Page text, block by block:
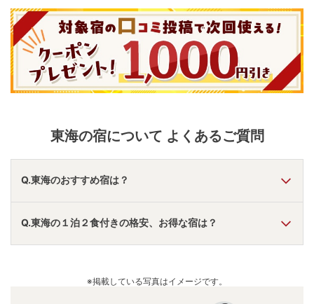
東海の宿について よくあるご質問
Q.東海のおすすめ宿は？
A.「TAOYA下呂」・「大江戸温泉物語Premium 伊勢志
」・ 恵那峡温泉ホテル ゆずり葉 」などの旅館・ホテル
がおすすめの宿泊先です。
Q.東海の１泊２食付きの格安、お得な宿は？
旅館・ホテルがお得な価格で泊まれる宿泊先です。
※掲載している写真はイメージです。